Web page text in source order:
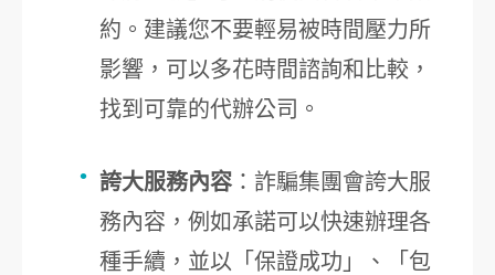
約。建議您不要輕易被時間壓力所
影響，可以多花時間諮詢和比較，
找到可靠的代辦公司。
誇大服務內容 ：詐騙集團會誇大服
務內容，例如承諾可以快速辦理各
種手續，並以「保證成功」、「包